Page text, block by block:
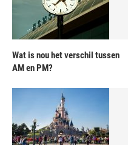
Wat is nou het verschil tussen
AM en PM?